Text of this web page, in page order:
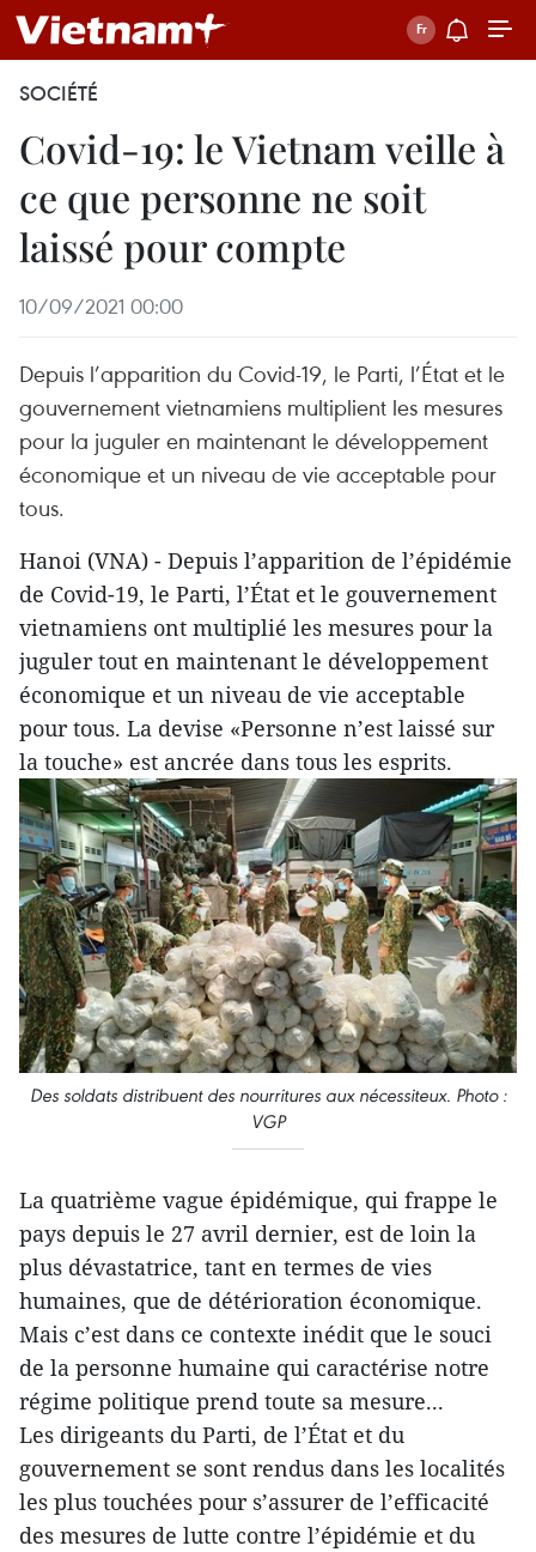
SOCIÉTÉ
Covid-19: le Vietnam veille à
ce que personne ne soit
laissé pour compte
10/09/2021 00:00
Depuis l’apparition du Covid-19, le Parti, l’État et le
gouvernement vietnamiens multiplient les mesures
pour la juguler en maintenant le développement
économique et un niveau de vie acceptable pour
tous.
Hanoi (VNA) - Depuis l’apparition de l’épidémie
de Covid-19, le Parti, l’État et le gouvernement
vietnamiens ont multiplié les mesures pour la
juguler tout en maintenant le développement
économique et un niveau de vie acceptable
pour tous. La devise «Personne n’est laissé sur
la touche» est ancrée dans tous les esprits.
Des soldats distribuent des nourritures aux nécessiteux. Photo :
VGP
La quatrième vague épidémique, qui frappe le
pays depuis le 27 avril dernier, est de loin la
plus dévastatrice, tant en termes de vies
humaines, que de détérioration économique.
Mais c’est dans ce contexte inédit que le souci
de la personne humaine qui caractérise notre
régime politique prend toute sa mesure...
Les dirigeants du Parti, de l’État et du
gouvernement se sont rendus dans les localités
les plus touchées pour s’assurer de l’efficacité
des mesures de lutte contre l’épidémie et du